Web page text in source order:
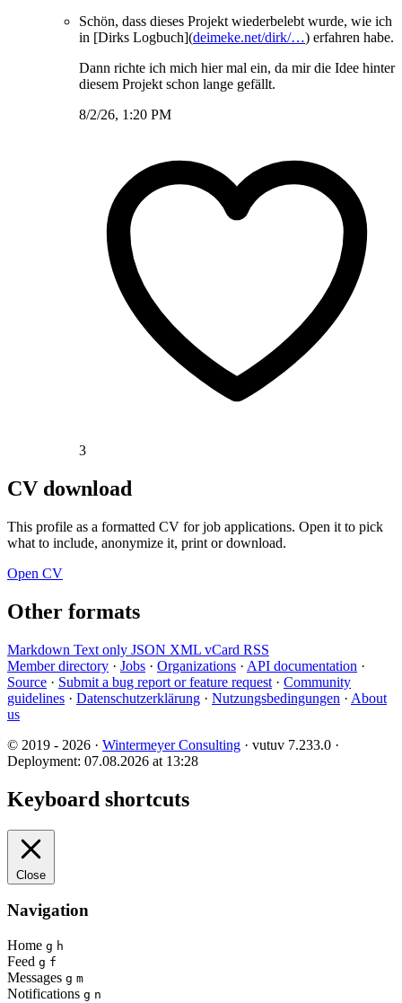
Schön, dass dieses Projekt wiederbelebt wurde, wie ich
in [Dirks Logbuch](deimeke.net/dirk/…) erfahren habe.
Dann richte ich mich hier mal ein, da mir die Idee hinter
diesem Projekt schon lange gefällt.
8/2/26, 1:20 PM
3
CV download
This profile as a formatted CV for job applications. Open it to pick
what to include, anonymize it, print or download.
Open CV
Other formats
Markdown Text only JSON XML vCard RSS
Member directory · Jobs · Organizations · API documentation ·
Source · Submit a bug report or feature request · Community
guidelines · Datenschutzerklärung · Nutzungsbedingungen · About
us
© 2019 - 2026 · Wintermeyer Consulting · vutuv 7.233.0 ·
Deployment: 07.08.2026 at 13:28
Keyboard shortcuts
Close
Navigation
Home g h
Feed g f
Messages g m
Notifications g n